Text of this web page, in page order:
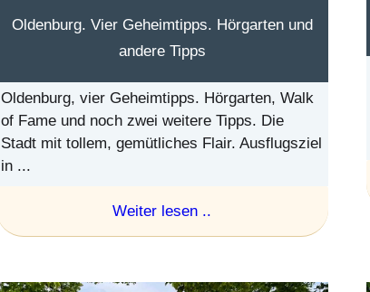
Oldenburg. Vier Geheimtipps. Hörgarten und
andere Tipps
Oldenburg, vier Geheimtipps. Hörgarten, Walk
of Fame und noch zwei weitere Tipps. Die
Stadt mit tollem, gemütliches Flair. Ausflugsziel
in ...
Weiter lesen ..